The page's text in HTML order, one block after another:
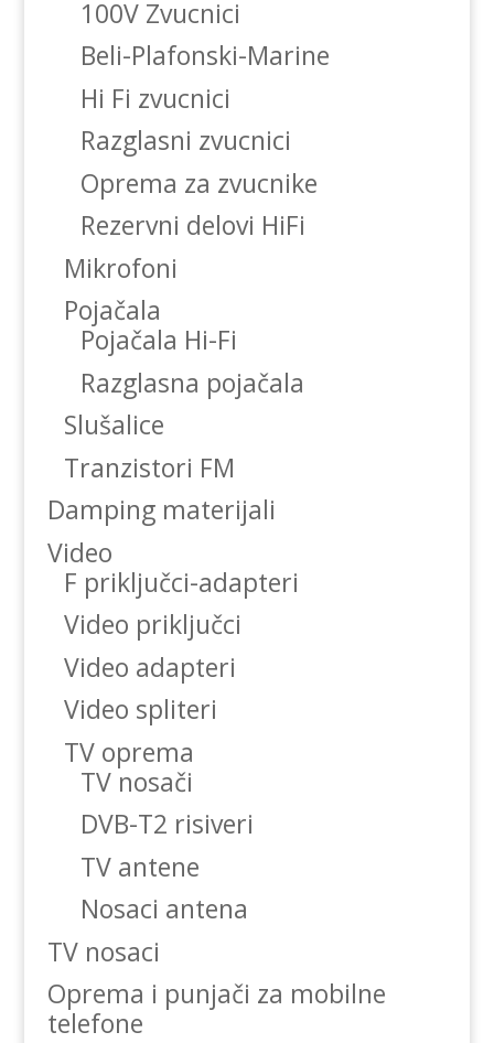
100V Zvucnici
Beli-Plafonski-Marine
Hi Fi zvucnici
Razglasni zvucnici
Oprema za zvucnike
Rezervni delovi HiFi
Mikrofoni
Pojačala
Pojačala Hi-Fi
Razglasna pojačala
Slušalice
Tranzistori FM
Damping materijali
Video
F priključci-adapteri
Video priključci
Video adapteri
Video spliteri
TV oprema
TV nosači
DVB-T2 risiveri
TV antene
Nosaci antena
TV nosaci
Oprema i punjači za mobilne
telefone